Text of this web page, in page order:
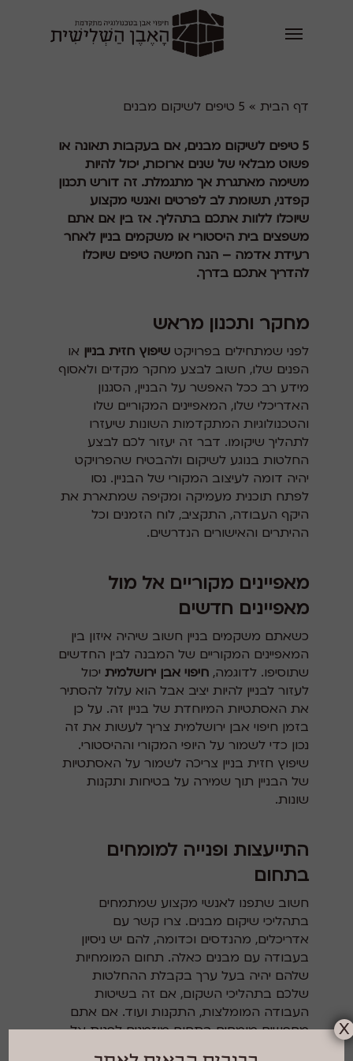
דף הבית » 5 טיפים לשיקום מבנים
5 טיפים לשיקום מבנים, אם בעקבות תאונה או
פשוט מבלאי של שנים ארוכות, יכול להיות
משימה מאתגרת אך מתגמלת. זה דורש תכנון
קפדני, תשומת לב לפרטים ואנשי מקצוע
שיוכלו ללוות אתכם בתהליך. אז בין אם אתם
משפצים בית היסטורי או משקמים בניין לאחר
רעידת אדמה – הנה חמישה טיפים שיוכלו
להדריך אתכם בדרך.
מחקר ותכנון מראש
לפני שמתחילים בפרויקטשיפוץ חזית בניין או
הפנים שלו, חשוב לבצע מחקר מקדים ולאסוף
מידע רב ככל האפשר על הבניין, הסגנון
האדריכלי שלו, המאפיינים המקוריים שלו
והטכנולוגיות המתקדמות השונות שיעזרו
לתהליך שיקומו. דבר זה יעזור לכם לבצע
החלטות בנוגע לשיקום ולהבטיח שהפרויקט
יהיה דומה לעיצוב המקורי של הבניין. נסו
לפתח תוכנית מעמיקה ומקיפה שמתארת את
היקף העבודה, התקציב, לוח הזמנים וכל
ההיתרים והאישורים הנדרשים.
מאפיינים מקוריים אל מול
מאפיינים חדשים
כשאתם משקמים בניין חשוב שיהיה איזון בין
המאפיינים המקוריים של המבנה לבין החדשים
שתוסיפו. לדוגמה,חיפוי אבן ירושלמית יכול
לעזור לבניין להיות יציב אבל הוא עלול להסתיר
את האסתטיות המיוחדת של בניין זה. על כן
בזמן חיפוי אבן ירושלמית צריך לעשות את זה
נכון כדי לשמור על היופי המקורי וההיסטורי.
שיפוץ חזית בניין צריכה לשמור על האסתטיות
של הבניין תוך שמירה על בטיחות ותקנות
שונות.
התייעצות ופנייה למומחים
בתחום
חשוב שתפנו לאנשי מקצוע שמתמחים
בתהליכי שיקום מבנים. צרו קשר עם
אדריכלים, מהנדסים וכדומה, להם יש ניסיון
בעבודה עם מבנים כאלה. תחום המומחיות
שלהם יהיה בעל ערך בקבלת ההחלטות
שלכם בתהליכי השקום, אם זה בשיטות
העבודה המומלצות, התקנות ועוד. אם אתם
מחפשים מומחים בתחום מוזמנים לפנות אל
X